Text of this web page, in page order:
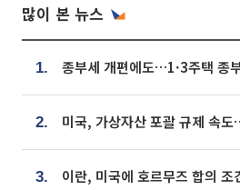
많이 본 뉴스
1.
2.
3.